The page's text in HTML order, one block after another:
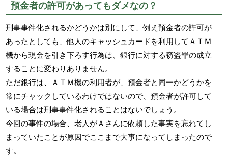
預金者の許可があってもダメなの？
刑事事件化されるかどうかは別にして、例え預金者の許可が
あったとしても、他人のキャッシュカードを利用してＡＴＭ
機から現金を引き下ろす行為は、銀行に対する窃盗罪の成立
することに変わりありません。
ただ銀行は、ＡＴＭ機の利用者が、預金者と同一かどうかを
常にチャックしているわけではないので、預金者が許可して
いる場合は刑事事件化されることはないでしょう。
今回の事件の場合、老人がＡさんに依頼した事実を忘れてし
まっていたことが原因でここまで大事になってしまったので
す。